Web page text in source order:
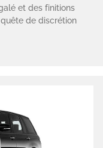
et des finitions
de discrétion